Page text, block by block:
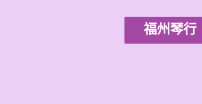
福州琴行